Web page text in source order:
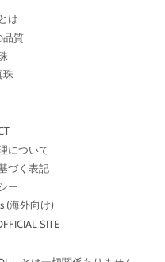
は
品質
珠
について
づく表記
ー
(海外向け)
SITE